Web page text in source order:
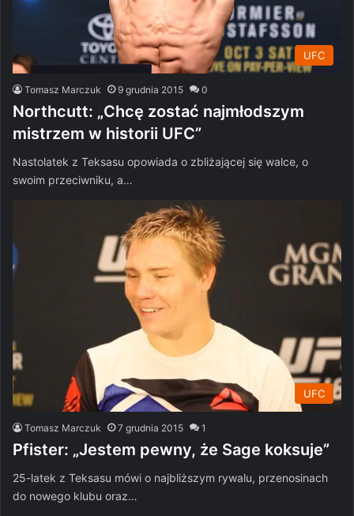
UFC
Tomasz Marczuk 9 grudnia 2015 0
Northcutt: „Chcę zostać najmłodszym
mistrzem w historii UFC”
Nastolatek z Teksasu opowiada o zbliżającej się walce, o
swoim przeciwniku, a…
UFC
Tomasz Marczuk 7 grudnia 2015 1
Pfister: „Jestem pewny, że Sage koksuje”
25-latek z Teksasu mówi o najbliższym rywalu, przenosinach
do nowego klubu oraz…